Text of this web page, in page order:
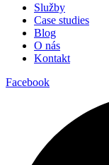
Služby
Case studies
Blog
O nás
Kontakt
Facebook